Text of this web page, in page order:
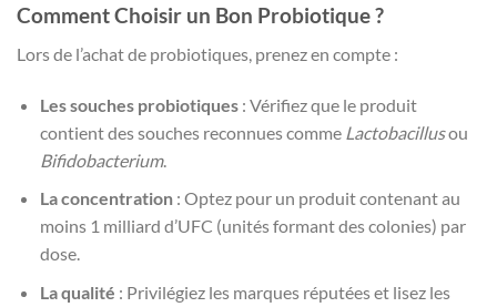
Comment Choisir un Bon Probiotique ?
Lors de l’achat de probiotiques, prenez en compte :
Les souches probiotiques: Vérifiez que le produit
contient des souches reconnues comme Lactobacillusou
Bifidobacterium.
La concentration: Optez pour un produit contenant au
moins 1 milliard d’UFC (unités formant des colonies) par
dose.
La qualité : Privilégiez les marques réputées et lisez les